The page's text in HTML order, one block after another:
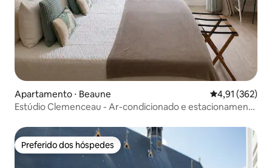
Apartamento ⋅ Beaune 4,91 de uma
4,91 (362)
Estúdio Clemenceau - Ar-condicionado e estacionamento
Preferido dos hóspedes
Preferido dos hóspedes